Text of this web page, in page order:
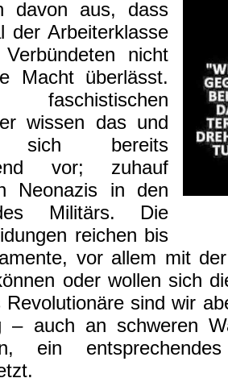
davon aus, dass
der Arbeiterklasse
nicht
Macht überlässt.
wissen das und
sich bereits
vor; zuhauf
Neonazis in den
Militärs. Die
reichen bis
vor allem mit
oder wollen sich
Revolutionäre sind wir
– auch an schweren
ein